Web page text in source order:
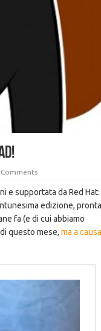
Comments
e supportata da Red Hat:
edizione,
fa (e di cui abbiamo
questo mese, ma a causa